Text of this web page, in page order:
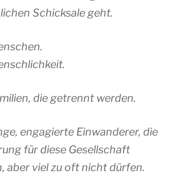
Schicksale geht.
die getrennt werden.
engagierte Einwanderer, die
für diese Gesellschaft
aber viel zu oft nicht dürfen.